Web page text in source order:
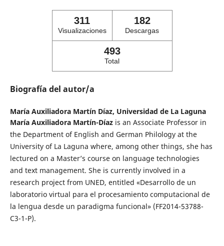
311
Visualizaciones
182
Descargas
493
Total
Biografía del autor/a
María Auxiliadora Martín Díaz, Universidad de La Laguna
María Auxiliadora Martín-Díazis an Associate Professor in
the Department of English and German Philology at the
University of La Laguna where, among other things, she has
lectured on a Master’s course on language technologies
and text management. She is currently involved in a
research project from UNED, entitled «Desarrollo de un
laboratorio virtual para el procesamiento computacional de
la lengua desde un paradigma funcional» (FF2014-53788-
C3-1-P).